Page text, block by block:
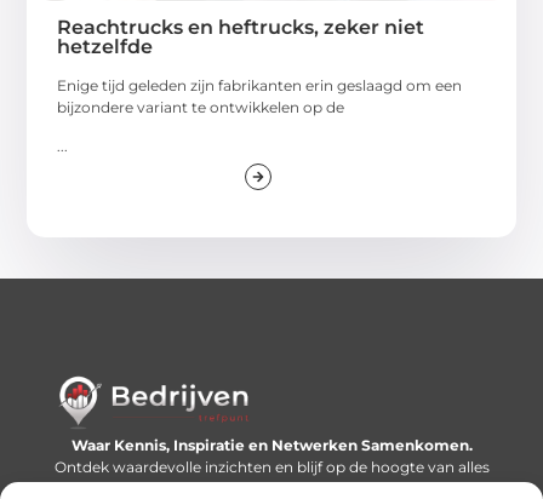
Reachtrucks en heftrucks, zeker niet
hetzelfde
Enige tijd geleden zijn fabrikanten erin geslaagd om een
bijzondere variant te ontwikkelen op de
Waar Kennis, Inspiratie en Netwerken Samenkomen.
Ontdek waardevolle inzichten en blijf op de hoogte van alles
wat er speelt in de wereld.